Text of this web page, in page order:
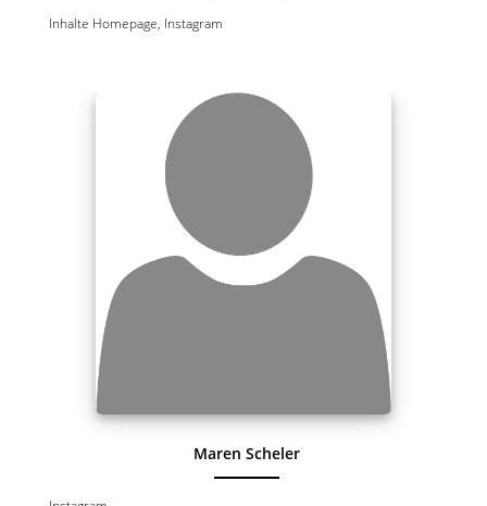
Inhalte Homepage, Instagram
Maren Scheler